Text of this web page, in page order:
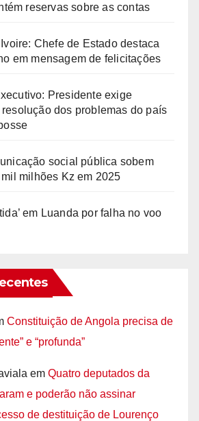
reservas sobre as contas
Chefe de Estado destaca
em mensagem de felicitações
Presidente exige
dos problemas do país
social pública sobem
milhões Kz em 2025
em Luanda por falha no voo
Constituição de Angola precisa de
e “profunda”
em Quatro deputados da
e poderão não assinar
de destituição de Lourenço